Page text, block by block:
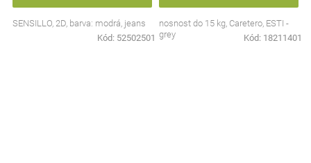
SENSILLO, 2D, barva: modrá, jeans
Kód: 52502501
nosnost do 15 kg, Caretero, ESTI -
grey
Kód: 18211401